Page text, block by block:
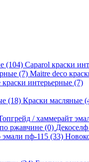
(104) Caparol краски
(7) Maitre deco
краски интерьерные (7)
(18) Краски масляные
/ хаммерайт
ржавчине (0)
эмали пф-115 (33)